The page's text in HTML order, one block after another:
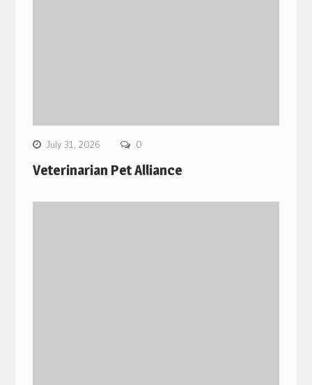
July 31, 2026 0
Veterinarian Pet Alliance